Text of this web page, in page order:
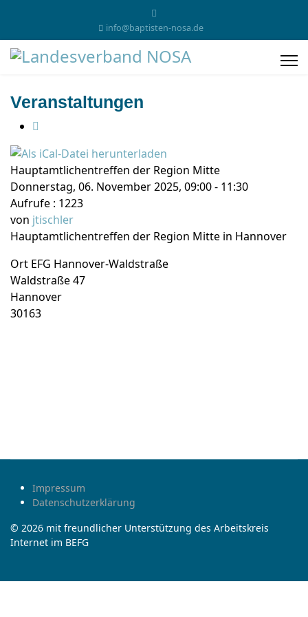
info@baptisten-nosa.de
Veranstaltungen
Hauptamtlichentreffen der Region Mitte
Donnerstag, 06. November 2025, 09:00 - 11:30
Aufrufe : 1223
von jtischler
Hauptamtlichentreffen der Region Mitte in Hannover
Ort EFG Hannover-Waldstraße
Waldstraße 47
Hannover
30163
Impressum
Datenschutzerklärung
© 2026 mit freundlicher Unterstützung des Arbeitskreis
Internet im BEFG